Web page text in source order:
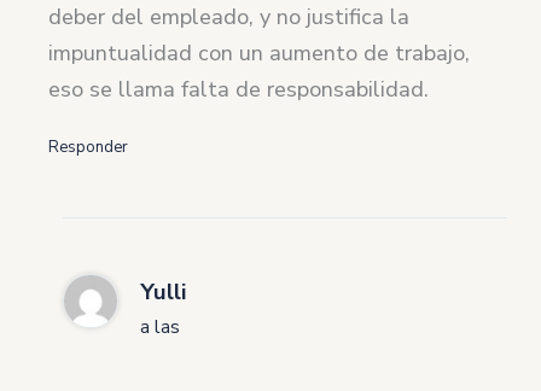
deber del empleado, y no justifica la
impuntualidad con un aumento de trabajo,
eso se llama falta de responsabilidad.
Responder
Yulli
a las